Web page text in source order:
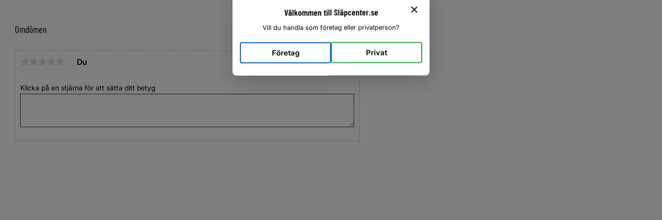
Omdömen
Du
Klicka på en stjärna för att sätta ditt betyg
Välkommen till Släpcenter.se
Vill du handla som företag eller privatperson?
Företag Privat